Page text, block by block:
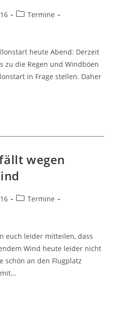
Beitrags-
Termine
heute Abend: Derzeit
zu die Regen und Windböen
in Frage stellen. Daher
wegen
Beitrags-
Termine
euch leider mitteilen, dass
Wind heute leider nicht
schön an den Flugplatz